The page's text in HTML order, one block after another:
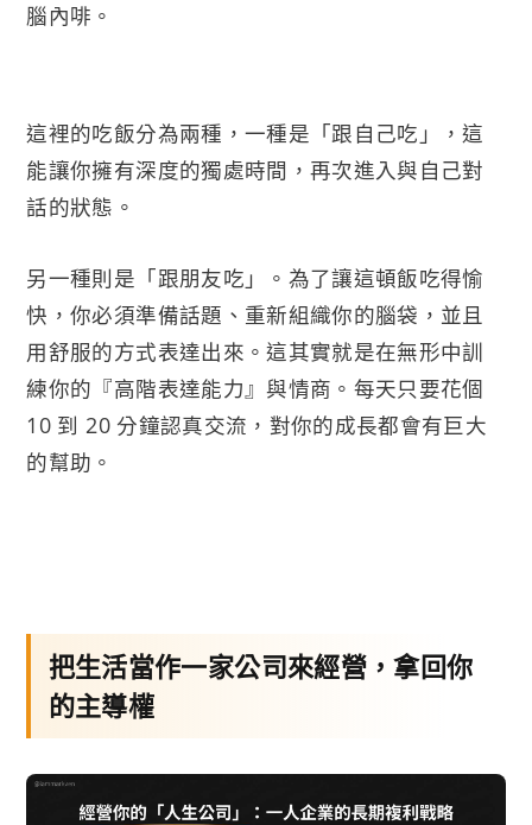
腦內啡。
這裡的吃飯分為兩種，一種是「跟自己吃」，這
能讓你擁有深度的獨處時間，再次進入與自己對
話的狀態。
另一種則是「跟朋友吃」。為了讓這頓飯吃得愉
快，你必須準備話題、重新組織你的腦袋，並且
用舒服的方式表達出來。這其實就是在無形中訓
練你的『高階表達能力』與情商。每天只要花個
10 到 20 分鐘認真交流，對你的成長都會有巨大
的幫助。
把生活當作一家公司來經營，拿回你
的主導權